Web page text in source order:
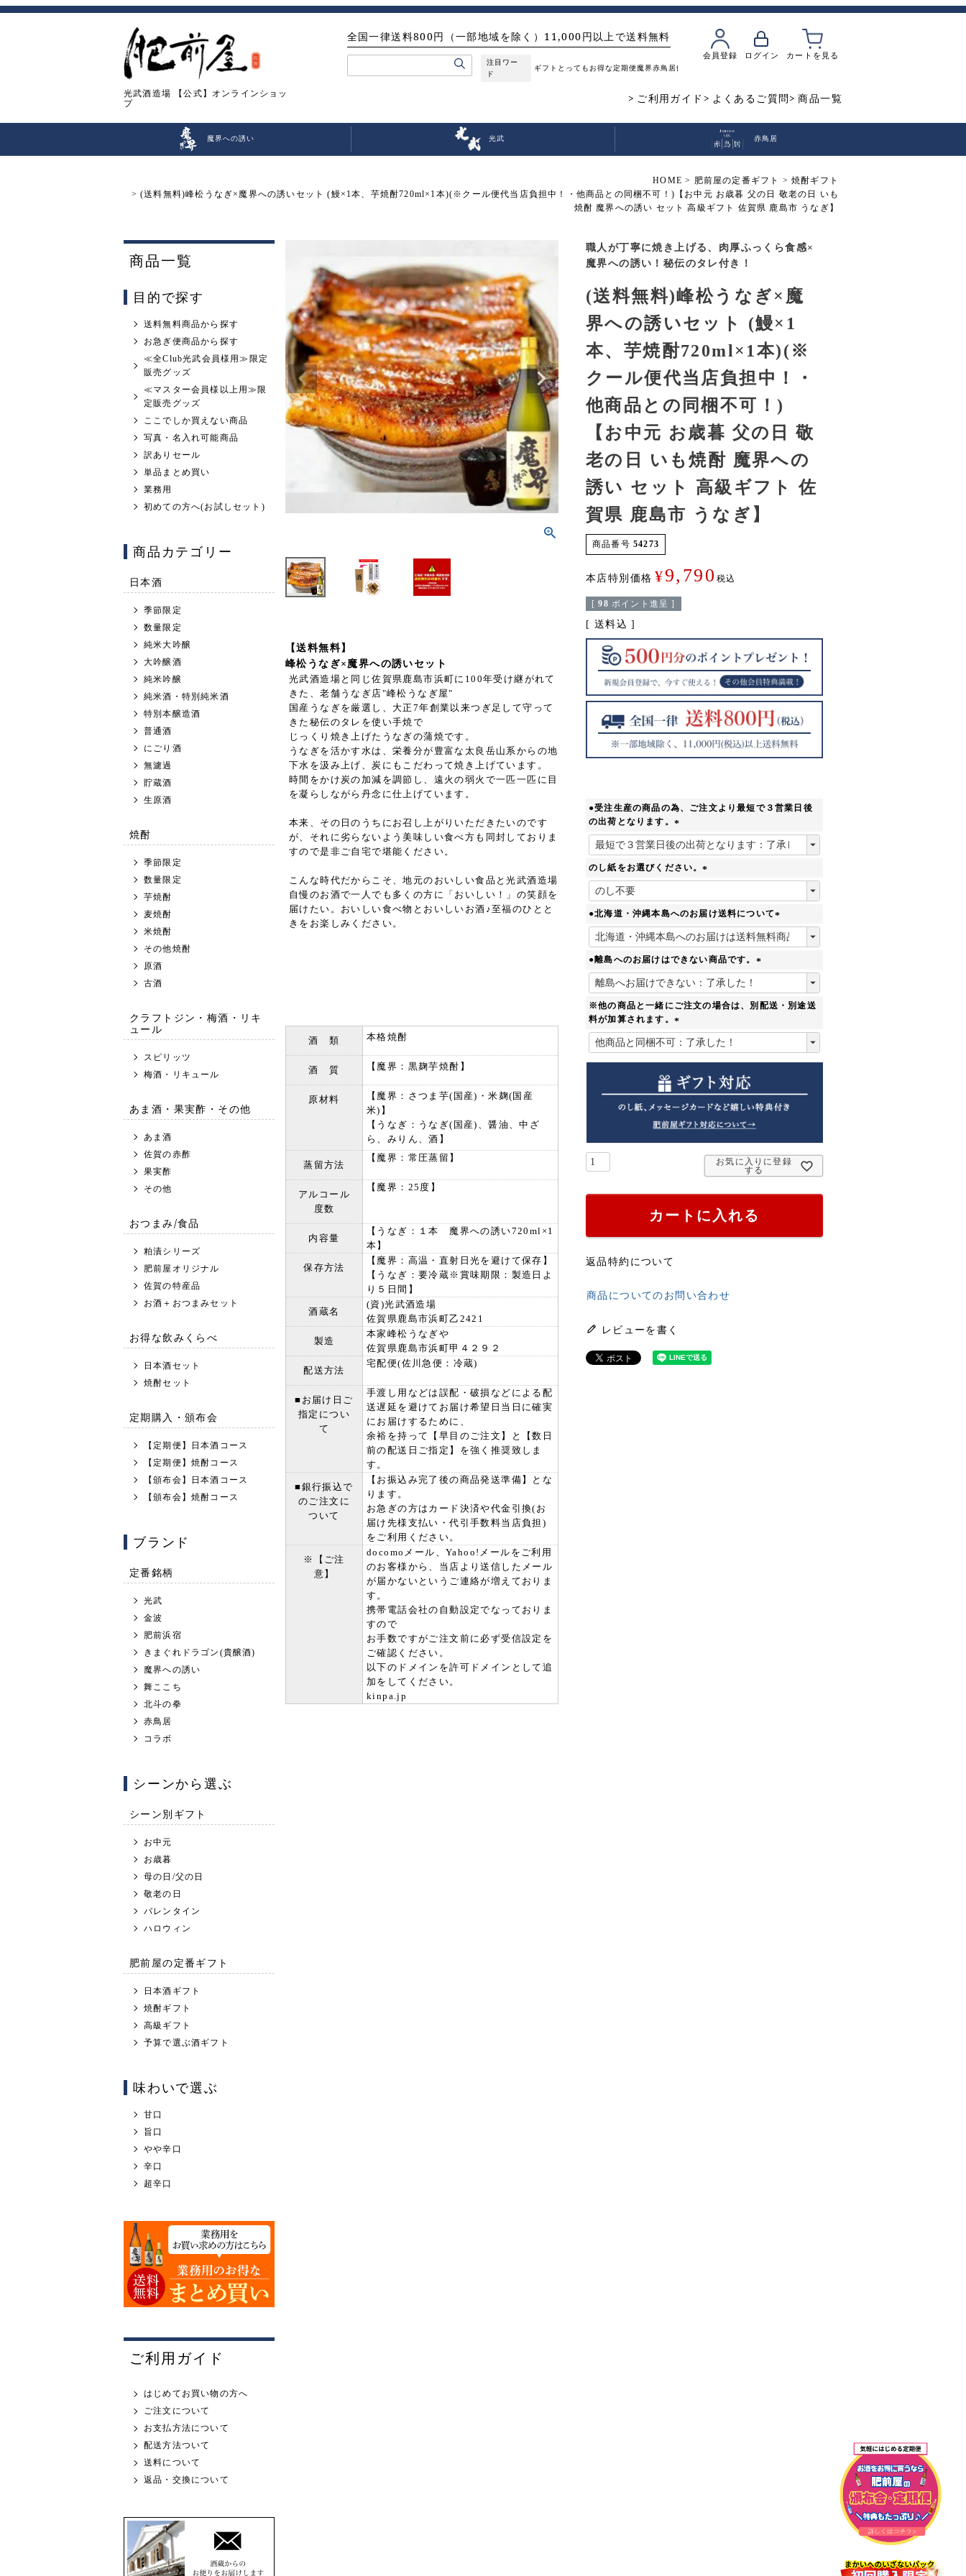
光武酒造場 【公式】オンラインショッ
プ
会員登録 ログイン カートを見る
全国一律送料800円（一部地域を除く）11,000円以上で送料無料
注目ワー
ド
ギフト とってもお得な定期便 魔界赤鳥居飲み比べ
ご利用ガイド よくあるご質問 商品一覧
魔界への誘い 光武 赤鳥居
HOME 肥前屋の定番ギフト
焼酎ギフト
(送料無料)峰松うなぎ×魔界への誘いセット (鰻×1本、芋焼酎720ml×1本)(※クール便代当店負担中！・他商品との同梱不可！)【お中元 お歳暮 父の日 敬老の日 いも
焼酎 魔界への誘い セット 高級ギフト 佐賀県 鹿島市 うなぎ】
商品一覧
目的で探す
送料無料商品から探す
お急ぎ便商品から探す
≪全Club光武会員様用≫限定
販売グッズ
≪マスター会員様以上用≫限
定販売グッズ
ここでしか買えない商品
写真・名入れ可能商品
訳ありセール
単品まとめ買い
業務用
初めての方へ(お試しセット)
商品カテゴリー
日本酒
季節限定
数量限定
純米大吟醸
大吟醸酒
純米吟醸
純米酒・特別純米酒
特別本醸造酒
普通酒
にごり酒
無濾過
貯蔵酒
生原酒
焼酎
季節限定
数量限定
芋焼酎
麦焼酎
米焼酎
その他焼酎
原酒
古酒
クラフトジン・梅酒・リキ
ュール
スピリッツ
梅酒・リキュール
あま酒・果実酢・その他
あま酒
佐賀の赤酢
果実酢
その他
おつまみ/食品
粕漬シリーズ
肥前屋オリジナル
佐賀の特産品
お酒＋おつまみセット
お得な飲みくらべ
日本酒セット
焼酎セット
定期購入・頒布会
【定期便】日本酒コース
【定期便】焼酎コース
【頒布会】日本酒コース
【頒布会】焼酎コース
ブランド
定番銘柄
光武
金波
肥前浜宿
きまぐれドラゴン(貴醸酒)
魔界への誘い
舞ここち
北斗の拳
赤鳥居
コラボ
シーンから選ぶ
シーン別ギフト
お中元
お歳暮
母の日/父の日
敬老の日
バレンタイン
ハロウィン
肥前屋の定番ギフト
日本酒ギフト
焼酎ギフト
高級ギフト
予算で選ぶ酒ギフト
味わいで選ぶ
甘口
旨口
やや辛口
辛口
超辛口
ご利用ガイド
はじめてお買い物の方へ
ご注文について
お支払方法について
配送方法ついて
送料について
返品・交換について
【送料無料】
峰松うなぎ×魔界への誘いセット
光武酒造場と同じ佐賀県鹿島市浜町に100年受け継がれて
きた、老舗うなぎ店"峰松うなぎ屋"
国産うなぎを厳選し、大正7年創業以来つぎ足して守って
きた秘伝のタレを使い手焼で
じっくり焼き上げたうなぎの蒲焼です。
うなぎを活かす水は、栄養分が豊富な太良岳山系からの地
下水を汲み上げ、炭にもこだわって焼き上げています。
時間をかけ炭の加減を調節し、遠火の弱火で一匹一匹に目
を凝らしながら丹念に仕上げています。
本来、その日のうちにお召し上がりいただきたいのです
が、それに劣らないよう美味しい食べ方も同封しておりま
すので是非ご自宅で堪能ください。
こんな時代だからこそ、地元のおいしい食品と光武酒造場
自慢のお酒で一人でも多くの方に「おいしい！」の笑顔を
届けたい。おいしい食べ物とおいしいお酒♪至福のひとと
きをお楽しみください。
酒 類 本格焼酎
酒 質 【魔界：黒麹芋焼酎】
原材料
【魔界：さつま芋(国産)・米麹(国産
米)】
【うなぎ：うなぎ(国産)、醤油、中ざ
ら、みりん、酒】
蒸留方法
【魔界：常圧蒸留】
アルコール
度数
【魔界：25度】
内容量
【うなぎ：１本 魔界への誘い720ml×1
本】
保存方法
【魔界：高温・直射日光を避けて保存】
【うなぎ：要冷蔵※賞味期限：製造日よ
り５日間】
酒蔵名
(資)光武酒造場
佐賀県鹿島市浜町乙2421
製造
本家峰松うなぎや
佐賀県鹿島市浜町甲４２９２
配送方法
宅配便(佐川急便：冷蔵)
■お届け日ご
指定につい
て
手渡し用などは誤配・破損などによる配
送遅延を避けてお届け希望日当日に確実
にお届けするために、
余裕を持って【早目のご注文】と【数日
前の配送日ご指定】を強く推奨致しま
す。
■銀行振込で
のご注文に
ついて
【お振込み完了後の商品発送準備】とな
ります。
お急ぎの方はカード決済や代金引換(お
届け先様支払い・代引手数料当店負担)
をご利用ください。
※【ご注
意】
docomoメール、Yahoo!メールをご利用
のお客様から、当店より送信したメール
が届かないというご連絡が増えておりま
す。
携帯電話会社の自動設定でなっておりま
すので
お手数ですがご注文前に必ず受信設定を
ご確認ください。
以下のドメインを許可ドメインとして追
加をしてください。
kinpa.jp
職人が丁寧に焼き上げる、肉厚ふっくら食感×
魔界への誘い！秘伝のタレ付き！
(送料無料)峰松うなぎ×魔
界への誘いセット (鰻×1
本、芋焼酎720ml×1本)(※
クール便代当店負担中！・
他商品との同梱不可！)
【お中元 お歳暮 父の日 敬
老の日 いも焼酎 魔界への
誘い セット 高級ギフト 佐
賀県 鹿島市 うなぎ】
商品番号 54273
本店特別価格 ¥9,790 税込
[ 98 ポイント進呈 ]
送料込
●受注生産の商品の為、ご注文より最短で３営業日後
の出荷となります。
(
必
須
)
のし紙をお選びください。
(
須
)
●北海道・沖縄本島へのお届け送料について
(
必
)
●離島へのお届けはできない商品です。
(
須
※他の商品と一緒にご注文の場合は、別配送・別途送
料が加算されます。
(
須
お気に入りに登録
する
カートに入れる
返品特約について
商品についてのお問い合わせ
レビューを書く